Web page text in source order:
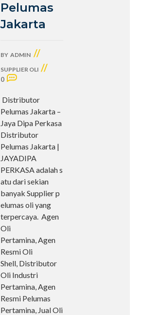
Pelumas
Jakarta
BY ADMIN //
SUPPLIER OLI //
0
Distributor
Pelumas Jakarta –
Jaya Dipa Perkasa
Distributor
Pelumas Jakarta |
JAYADIPA
PERKASA adalah s
atu dari sekian
banyak Supplier p
elumas oli yang
terpercaya. Agen
Oli
Pertamina, Agen
Resmi Oli
Shell, Distributor
Oli Industri
Pertamina, Agen
Resmi Pelumas
Pertamina, Jual Oli